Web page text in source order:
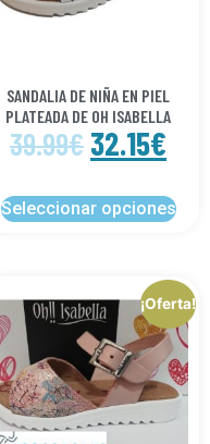
SANDALIA DE NIÑA EN PIEL
PLATEADA DE OH ISABELLA
39.99€ 32.15€
Seleccionar opciones
¡Oferta!